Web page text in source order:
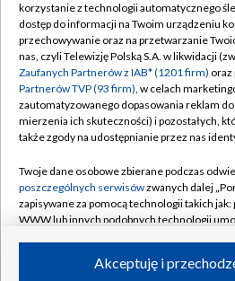
TVP
Abonament TVP
Emisja w TVP
Centrum informacji TVP
Naziemna Telewizja Cyfrowa
Rada Programowa
System NOS
Informacje o nadawcy
Program dla prasy
Regulamin
Polityka
Moje
Pomoc
Kontakt
Kanały
korzystanie z technologii automatycznego
dostęp do informacji na Twoim urządzeniu
przechowywanie oraz na przetwarzanie
nas, czyli Telewizję Polską S.A. w likwidacji
Zaufanych Partnerów z IAB* (1201 firm) oraz
Partnerów TVP (93 firm), w celach
zautomatyzowanego dopasowania reklam
mierzenia ich skuteczności) i pozostałych,
także zgody na udostępnianie przez nas
Twoje dane osobowe zbierane podczas
poszczególnych serwisówzwanych dalej
zapisywane za pomocą technologii takich
WWW lub innych podobnych technologii
ruchu w Internecie.Akceptuję i